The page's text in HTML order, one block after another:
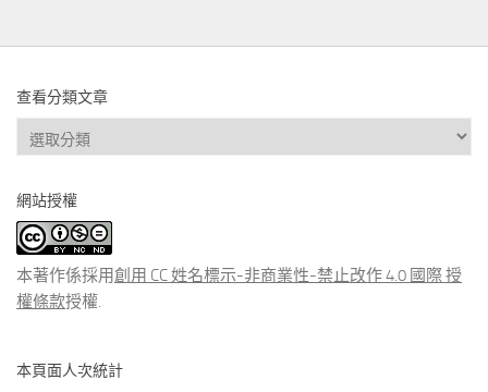
查看分類文章
查
看
類
文
章
網站授權
本著作係採用創用 CC 姓名標示-非商業性-禁止改作 4.0 國際 授
權條款授權.
本頁面人次統計